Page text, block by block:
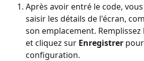
Après avoir entré le code,
saisir les détails de l'écran,
son emplacement.
et cliquez sur Enregistrer
configuration.